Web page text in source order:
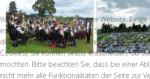
Wir nutzen Cookies auf unserer Website.
essenziell für den Betrieb der Seite, während
diese Website und die Nutzererfahrung zu
Cookies). Sie können selbst entscheiden, ob
möchten. Bitte beachten Sie, dass bei einer
nicht mehr alle Funktionalitäten der Seite zur